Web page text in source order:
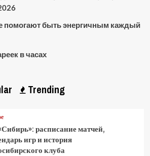
помогают быть энергичным каждый
в часах
Trending
расписание матчей,
игр и история
клуба